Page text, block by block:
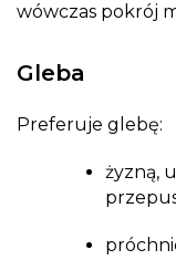
wówczas pokrój
Gleba
Preferuje glebę:
żyzną,